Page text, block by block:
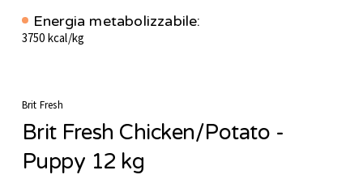
Energia metabolizzabile:
3750 kcal/kg
Brit Fresh
Brit Fresh Chicken/Potato -
Puppy 12 kg